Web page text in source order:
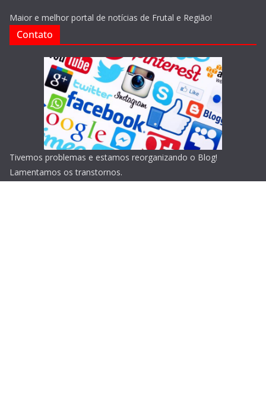
Maior e melhor portal de notícias de Frutal e Região!
Contato
Tivemos problemas e estamos reorganizando o Blog!
Lamentamos os transtornos.